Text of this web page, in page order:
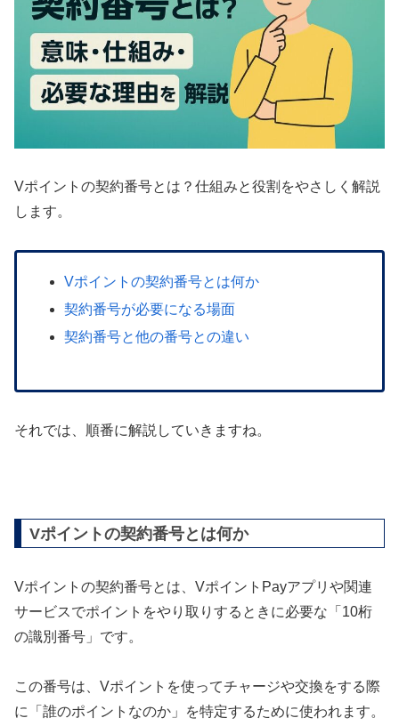
Vポイントの契約番号とは？仕組みと役割をやさしく解説
します。
Vポイントの契約番号とは何か
契約番号が必要になる場面
契約番号と他の番号との違い
それでは、順番に解説していきますね。
Vポイントの契約番号とは何か
Vポイントの契約番号とは、VポイントPayアプリや関連
サービスでポイントをやり取りするときに必要な「10桁
の識別番号」です。
この番号は、Vポイントを使ってチャージや交換をする際
に「誰のポイントなのか」を特定するために使われます。